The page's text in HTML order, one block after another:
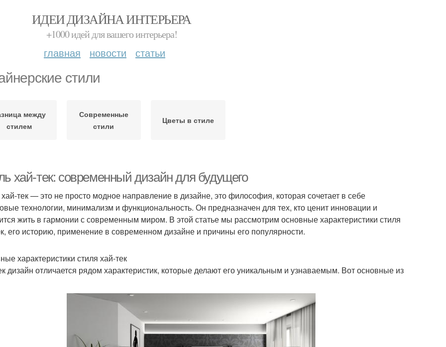
ИДЕИ ДИЗАЙНА ИНТЕРЬЕРА
+1000 идей для вашего интерьера!
главная новости статьи
стили
между
стилем
Современные
стили
Цветы в стиле
хай-тек: современный дизайн для будущего
тек — это не просто модное направление в дизайне, это философия, которая сочетает в себе
технологии, минимализм и функциональность. Он предназначен для тех, кто ценит инновации и
жить в гармонии с современным миром. В этой статье мы рассмотрим основные характеристики стиля
его историю, применение в современном дизайне и причины его популярности.
характеристики стиля хай-тек
дизайн отличается рядом характеристик, которые делают его уникальным и узнаваемым. Вот основные из